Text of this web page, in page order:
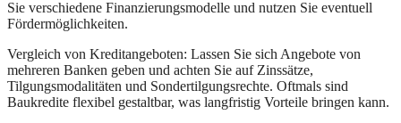
Sie verschiedene Finanzierungsmodelle und nutzen Sie eventuell
Fördermöglichkeiten.
Vergleich von Kreditangeboten: Lassen Sie sich Angebote von
mehreren Banken geben und achten Sie auf Zinssätze,
Tilgungsmodalitäten und Sondertilgungsrechte. Oftmals sind
Baukredite flexibel gestaltbar, was langfristig Vorteile bringen kann.